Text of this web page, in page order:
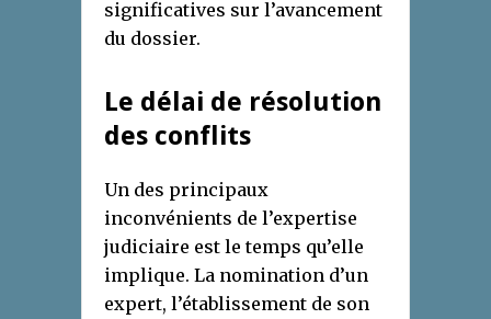
significatives sur l’avancement
du dossier.
Le délai de résolution
des conflits
Un des principaux
inconvénients de l’expertise
judiciaire est le temps qu’elle
implique. La nomination d’un
expert, l’établissement de son